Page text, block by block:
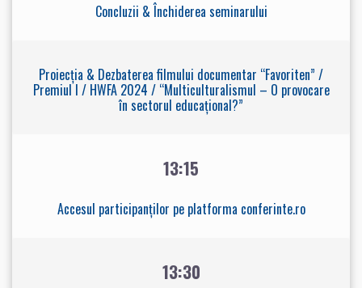
Concluzii & Închiderea seminarului
Proiecția & Dezbaterea filmului documentar “Favoriten” /
Premiul I / HWFA 2024 / “Multiculturalismul – O provocare
în sectorul educațional?”
13:15
Accesul participanților pe platforma conferinte.ro
13:30